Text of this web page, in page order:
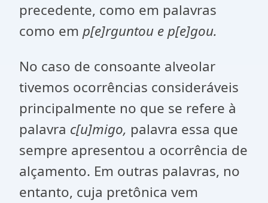
precedente, como em palavras
como em p[e]rguntou e p[e]gou.
No caso de consoante alveolar
tivemos ocorrências consideráveis
principalmente no que se refere à
palavra c[u]migo, palavra essa que
sempre apresentou a ocorrência de
alçamento. Em outras palavras, no
entanto, cuja pretônica vem